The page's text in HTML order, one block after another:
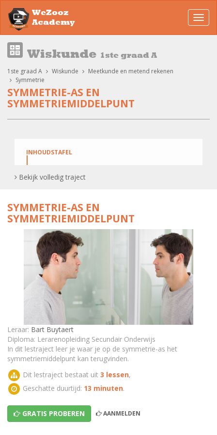
WeZooz
Academy
Wiskunde 1ste graad A
1ste graad A Wiskunde
Meetkunde en metend rekenen
Symmetrie
SYMMETRIE-AS EN
SYMMETRIEMIDDELPUNT
INHOUDSTAFEL
Symmetrie-as en symmetriemiddelpunt
Oefeningen
TEST - Symmetrie-as en symmetriemiddelpunt
Bekijk volledig traject
SYMMETRIE-AS EN
SYMMETRIEMIDDELPUNT
Leraar: Bart Buytaert
Diploma: Lerarenopleiding Secundair Onderwijs
In dit lestraject leer je waar je op de symmetrie-as het
symmetriemiddelpunt kan terugvinden.
Dit lestraject bestaat uit 3 lessen,
Geschatte duurtijd: 13 minuten.
GRATIS PROBEREN AANMELDEN